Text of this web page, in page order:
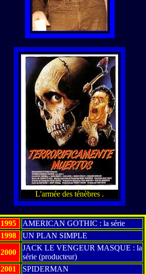
L'armée des ténèbres .
1995
AMERICAN GOTHIC : la série
1998
UN PLAN SIMPLE
2000
JACK LE VENGEUR MASQUE : la
série (producteur)
2001
SPIDERMAN